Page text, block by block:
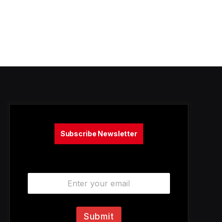
Subscribe Newsletter
E
a
Submit